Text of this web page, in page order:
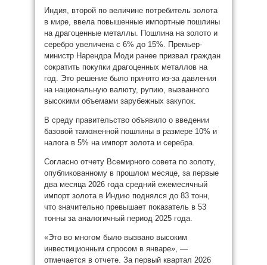
Индия, второй по величине потребитель золота
в мире, ввела повышенные импортные пошлины
на драгоценные металлы. Пошлина на золото и
серебро увеличена с 6% до 15%. Премьер-
министр Нарендра Моди ранее призвал граждан
сократить покупки драгоценных металлов на
год. Это решение было принято из-за давления
на национальную валюту, рупию, вызванного
высокими объемами зарубежных закупок.
В среду правительство объявило о введении
базовой таможенной пошлины в размере 10% и
налога в 5% на импорт золота и серебра.
Согласно отчету Всемирного совета по золоту,
опубликованному в прошлом месяце, за первые
два месяца 2026 года средний ежемесячный
импорт золота в Индию поднялся до 83 тонн,
что значительно превышает показатель в 53
тонны за аналогичный период 2025 года.
«Это во многом было вызвано высоким
инвестиционным спросом в январе», —
отмечается в отчете. За первый квартал 2026